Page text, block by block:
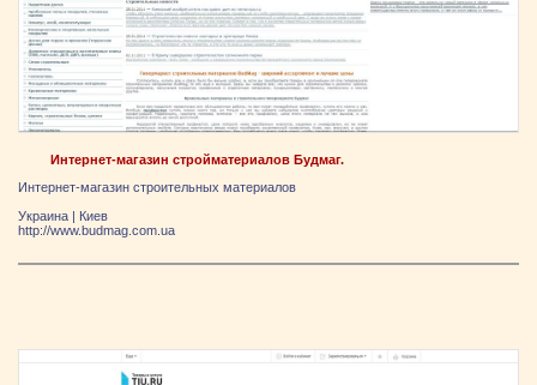
Интернет-магазин стройматериалов Будмаг.
Интернет-магазин строительных материалов
Украина
Киев
http://www.budmag.com.ua